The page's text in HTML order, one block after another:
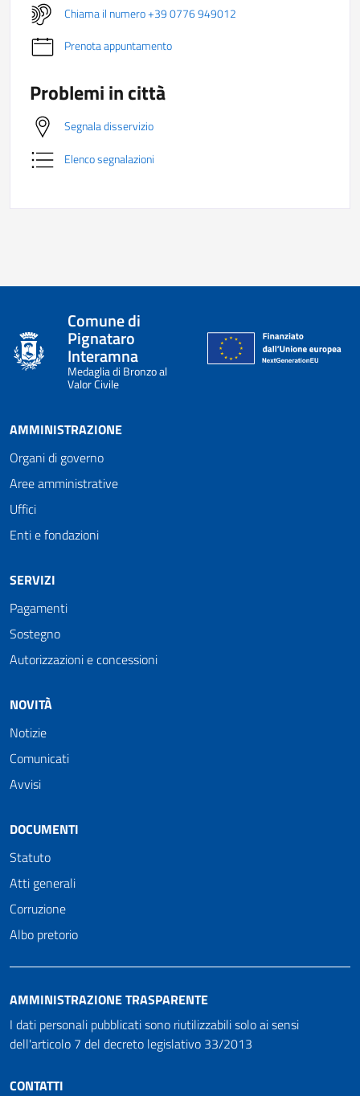
Chiama il numero +39 0776 949012
Prenota appuntamento
Problemi in città
Segnala disservizio
Elenco segnalazioni
Comune di
Pignataro
Interamna
Medaglia di Bronzo al
Valor Civile
AMMINISTRAZIONE
Organi di governo
Aree amministrative
Uffici
Enti e fondazioni
SERVIZI
Pagamenti
Sostegno
Autorizzazioni e concessioni
NOVITÀ
Notizie
Comunicati
Avvisi
DOCUMENTI
Statuto
Atti generali
Corruzione
Albo pretorio
AMMINISTRAZIONE TRASPARENTE
I dati personali pubblicati sono riutilizzabili solo ai sensi
dell'articolo 7 del decreto legislativo 33/2013
CONTATTI